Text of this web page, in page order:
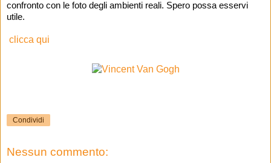
confronto con le foto degli ambienti reali. Spero possa esservi
utile.
clicca qui
Condividi
Nessun commento: